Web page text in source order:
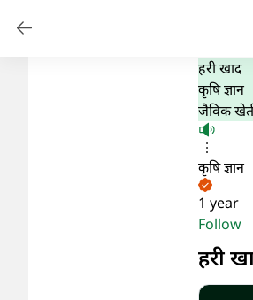
हरी खाद
कृषि ज्ञान
जैविक
कृषि ज्ञान
1 year
Follow
हरी